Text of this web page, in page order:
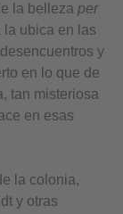
la belleza per
la ubica en las
y
en lo que de
tan misteriosa
en esas
la colonia,
y otras